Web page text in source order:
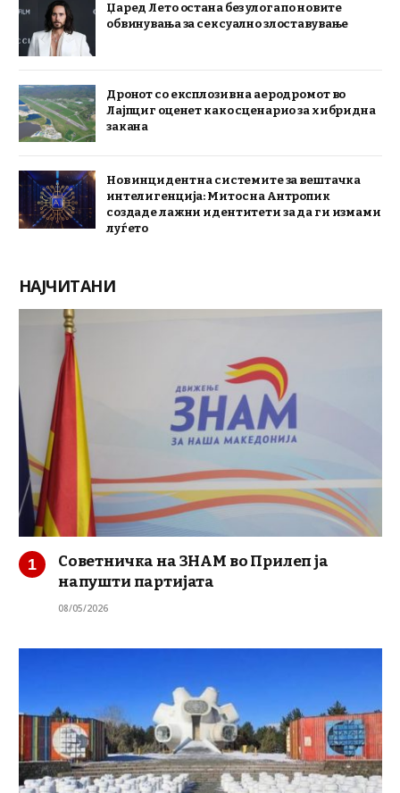
Џаред Лето остана без улога по новите
обвинувања за сексуално злоставување
Дронот со експлозив на аеродромот во
Лајпциг оценет како сценарио за хибридна
закана
Нов инцидент на системите за вештачка
интелигенција: Митос на Антропик
создаде лажни идентитети за да ги измами
луѓето
НАЈЧИТАНИ
Советничка на ЗНАМ во Прилеп ја
напушти партијата
08/05/2026